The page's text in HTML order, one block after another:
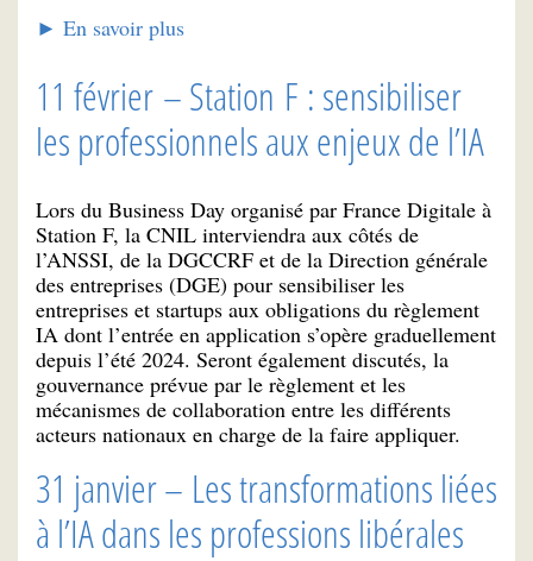
► En savoir plus
11 février – Station F : sensibiliser
les professionnels aux enjeux de l’IA
Lors du Business Day organisé par France Digitale à
Station F, la CNIL interviendra aux côtés de
l’ANSSI, de la DGCCRF et de la Direction générale
des entreprises (DGE) pour sensibiliser les
entreprises et startups aux obligations du règlement
IA dont l’entrée en application s’opère graduellement
depuis l’été 2024. Seront également discutés, la
gouvernance prévue par le règlement et les
mécanismes de collaboration entre les différents
acteurs nationaux en charge de la faire appliquer.
31 janvier – Les transformations liées
à l’IA dans les professions libérales